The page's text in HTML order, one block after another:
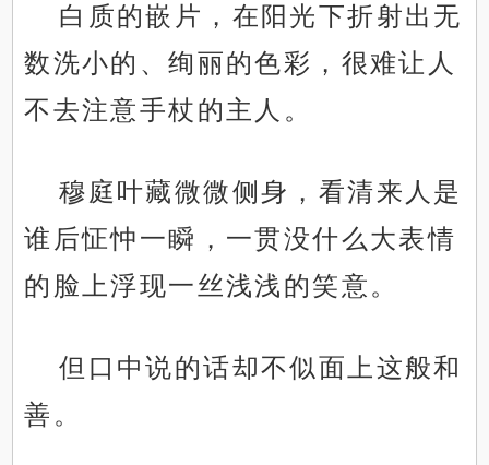
白质的嵌片，在阳光下折射出无
数洗小的、绚丽的色彩，很难让人
不去注意手杖的主人。
穆庭叶藏微微侧身，看清来人是
谁后怔忡一瞬，一贯没什么大表情
的脸上浮现一丝浅浅的笑意。
但口中说的话却不似面上这般和
善。